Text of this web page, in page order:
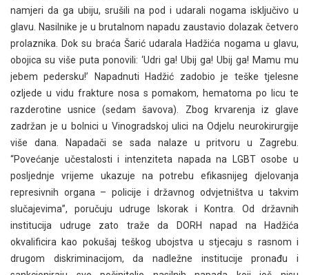
namjeri da ga ubiju, srušili na pod i udarali nogama isključivo u
glavu. Nasilnike je u brutalnom napadu zaustavio dolazak četvero
prolaznika. Dok su braća Šarić udarala Hadžića nogama u glavu,
obojica su više puta ponovili: ‘Udri ga! Ubij ga! Ubij ga! Mamu mu
jebem pedersku!’ Napadnuti Hadžić zadobio je teške tjelesne
ozljede u vidu frakture nosa s pomakom, hematoma po licu te
razderotine usnice (sedam šavova). Zbog krvarenja iz glave
zadržan je u bolnici u Vinogradskoj ulici na Odjelu neurokirurgije
više dana. Napadači se sada nalaze u pritvoru u Zagrebu.
“Povećanje učestalosti i intenziteta napada na LGBT osobe u
posljednje vrijeme ukazuje na potrebu efikasnijeg djelovanja
represivnih organa – policije i državnog odvjetništva u takvim
slučajevima”, poručuju udruge Iskorak i Kontra. Od državnih
institucija udruge zato traže da DORH napad na Hadžića
okvalificira kao pokušaj teškog ubojstva u stjecaju s rasnom i
drugom diskriminacijom, da nadležne institucije pronađu i